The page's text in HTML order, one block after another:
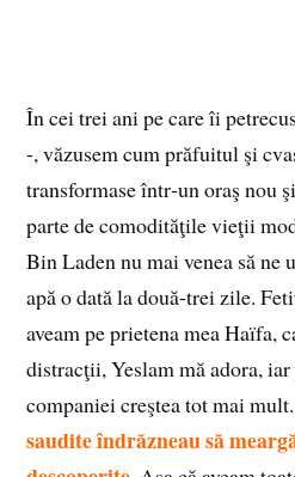
În cei trei ani pe care îi
-, văzusem cum prăfuitul şi
transformase într‑un oraş nou
parte de comodităţile vieţii
Bin Laden nu mai venea să ne
apă o dată la două‑trei zile.
aveam pe prietena mea Haïfa,
distracţii, Yeslam mă adora,
companiei creştea tot mai
saudite îndrăzneau să